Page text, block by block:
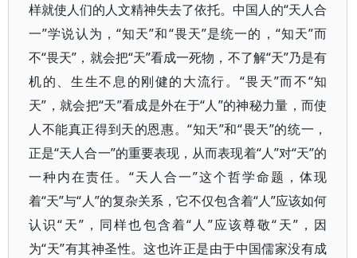
样就使人们的人文精神失去了依托。中国人的“天人合
一”学说认为，“知天”和“畏天”是统一的，“知天”而
不“畏天”，就会把“天”看成一死物，不了解“天”乃是有
机的、生生不息的刚健的大流行。“畏天”而不“知
天”，就会把“天”看成是外在于“人”的神秘力量，而使
人不能真正得到天的恩惠。“知天”和“畏天”的统一，
正是“天人合一”的重要表现，从而表现着“人”对“天”的
一种内在责任。“天人合一”这个哲学命题，体现
着“天”与“人”的复杂关系，它不仅包含着“人”应该如何
认识“天”，同样也包含着“人”应该尊敬“天”，因
为“天”有其神圣性。这也许正是由于中国儒家没有成